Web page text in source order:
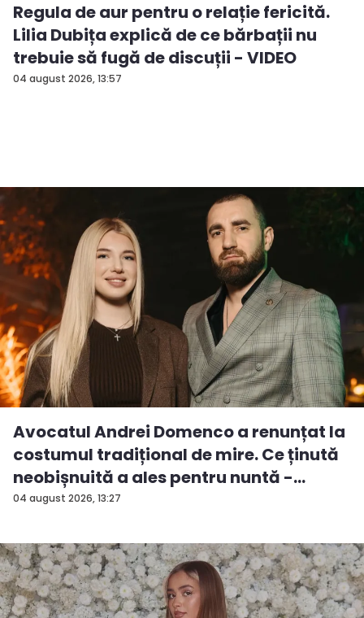
04 august 2026, 13:57
Regula de aur pentru o relație fericită.
Lilia Dubița explică de ce bărbații nu
trebuie să fugă de discuții - VIDEO
04 august 2026, 13:27
Avocatul Andrei Domenco a renunțat la
costumul tradițional de mire. Ce ținută
neobișnuită a ales pentru nuntă -
FOTO...